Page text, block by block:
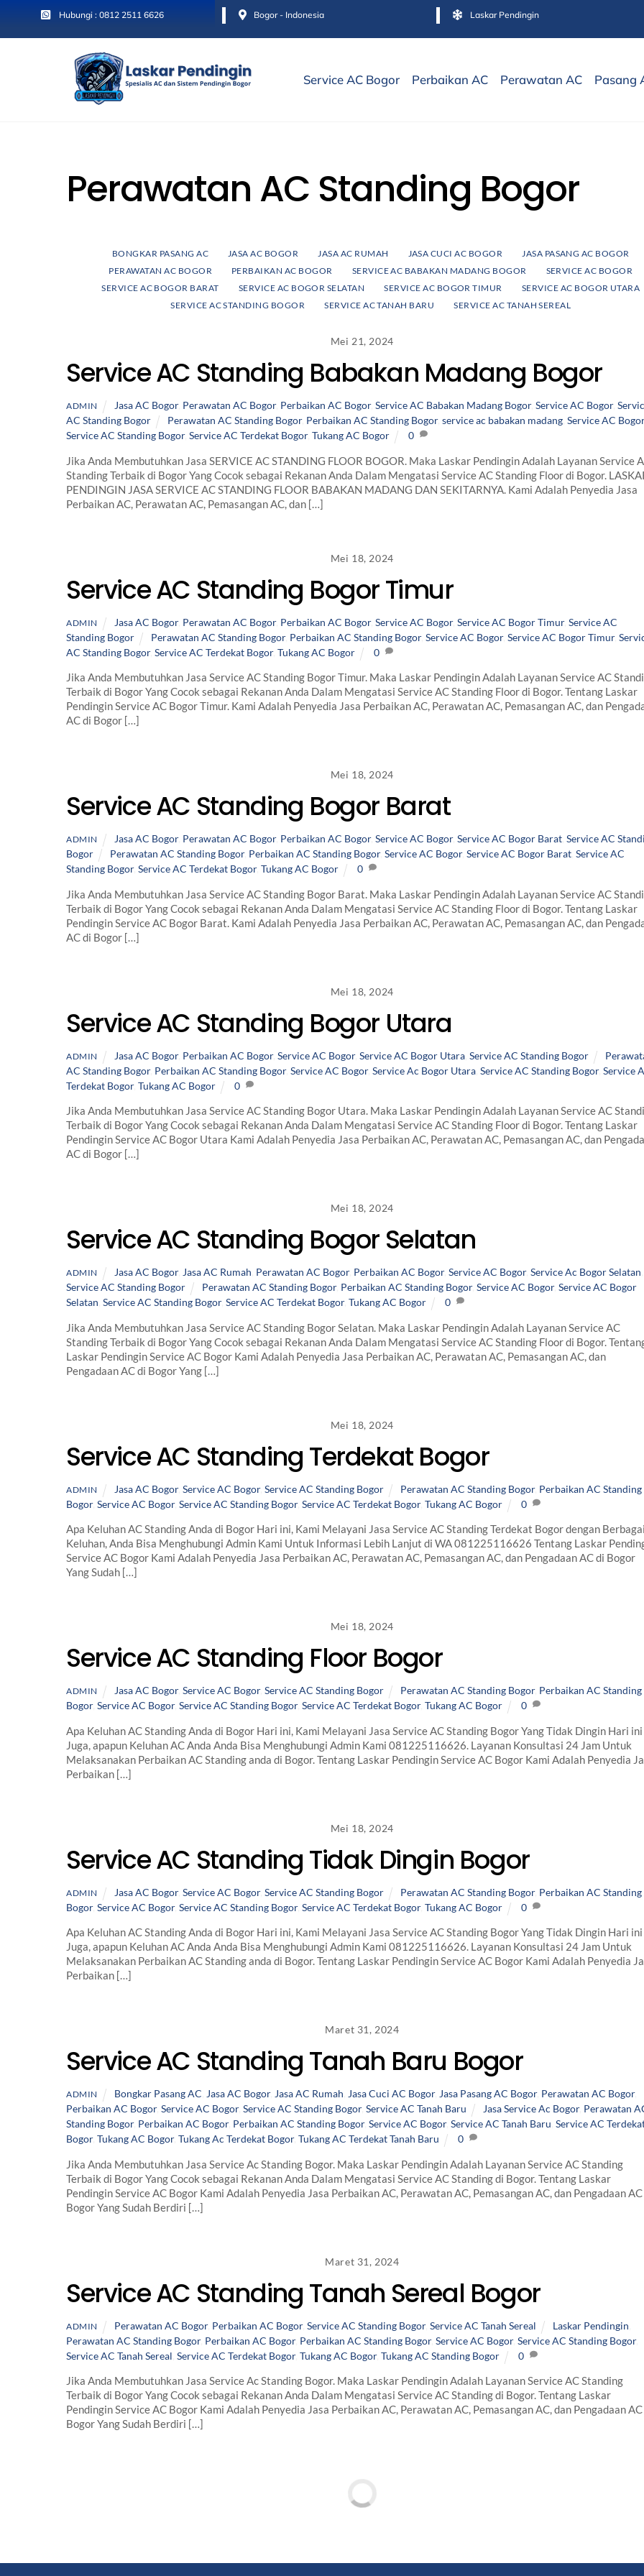
content
Hubungi : 0812 2511 6626 Bogor - Indonesia Laskar Pendingin
Service AC Bogor Perbaikan AC Perawatan AC Pasang
Perawatan AC Standing Bogor
BONGKAR PASANG AC JASA AC BOGOR JASA AC RUMAH JASA CUCI AC BOGOR
JASA PASANG AC BOGOR
PERAWATAN AC BOGOR
PERBAIKAN AC BOGOR SERVICE AC BABAKAN MADANG BOGOR
SERVICE AC BOGOR
SERVICE AC BOGOR BARAT
SERVICE AC BOGOR SELATAN SERVICE AC BOGOR TIMUR
SERVICE AC BOGOR UTARA
SERVICE AC STANDING BOGOR
SERVICE AC TANAH BARU SERVICE AC TANAH SEREAL
Mei 21, 2024
Service AC Standing Babakan Madang Bogor
ADMIN Jasa AC Bogor, Perawatan AC Bogor, Perbaikan AC Bogor,Service AC Babakan Madang Bogor,Service AC Bogor,
AC Standing Bogor
Perawatan AC Standing Bogor, Perbaikan AC Standing Bogor,service ac babakan madang ,Service AC
Service AC Standing Bogor, Service AC Terdekat Bogor, Tukang AC Bogor 0
Jika Anda Membutuhkan Jasa SERVICE AC STANDING FLOOR BOGOR. Maka Laskar Pendingin Adalah Layanan Service
Standing Terbaik di Bogor Yang Cocok sebagai Rekanan Anda Dalam Mengatasi Service AC Standing Floor di Bogor.
PENDINGIN JASA SERVICE AC STANDING FLOOR BABAKAN MADANG DAN SEKITARNYA. Kami Adalah Penyedia Jasa
Perbaikan AC, Perawatan AC, Pemasangan AC, dan […]
Mei 18, 2024
Service AC Standing Bogor Timur
ADMIN Jasa AC Bogor, Perawatan AC Bogor, Perbaikan AC Bogor,Service AC Bogor,Service AC Bogor Timur,Service AC
Standing Bogor
Perawatan AC Standing Bogor, Perbaikan AC Standing Bogor,Service AC Bogor,Service AC Bogor Timur,
AC Standing Bogor, Service AC Terdekat Bogor, Tukang AC Bogor 0
Jika Anda Membutuhkan Jasa Service AC Standing Bogor Timur. Maka Laskar Pendingin Adalah Layanan Service AC
Terbaik di Bogor Yang Cocok sebagai Rekanan Anda Dalam Mengatasi Service AC Standing Floor di Bogor. Tentang Laskar
Pendingin Service AC Bogor Timur. Kami Adalah Penyedia Jasa Perbaikan AC, Perawatan AC, Pemasangan AC, dan
AC di Bogor […]
Mei 18, 2024
Service AC Standing Bogor Barat
ADMIN Jasa AC Bogor, Perawatan AC Bogor, Perbaikan AC Bogor,Service AC Bogor,Service AC Bogor Barat ,Service AC
Bogor
Perawatan AC Standing Bogor, Perbaikan AC Standing Bogor,Service AC Bogor,Service AC Bogor Barat ,Service AC
Standing Bogor, Service AC Terdekat Bogor, Tukang AC Bogor 0
Jika Anda Membutuhkan Jasa Service AC Standing Bogor Barat. Maka Laskar Pendingin Adalah Layanan Service AC
Terbaik di Bogor Yang Cocok sebagai Rekanan Anda Dalam Mengatasi Service AC Standing Floor di Bogor. Tentang Laskar
Pendingin Service AC Bogor Barat. Kami Adalah Penyedia Jasa Perbaikan AC, Perawatan AC, Pemasangan AC, dan
AC di Bogor […]
Mei 18, 2024
Service AC Standing Bogor Utara
ADMIN Jasa AC Bogor, Perbaikan AC Bogor,Service AC Bogor,Service AC Bogor Utara ,Service AC Standing Bogor
AC Standing Bogor, Perbaikan AC Standing Bogor, Service AC Bogor, Service Ac Bogor Utara Service AC Standing Bogor, Service
Terdekat Bogor, Tukang AC Bogor 0
Jika Anda Membutuhkan Jasa Service AC Standing Bogor Utara. Maka Laskar Pendingin Adalah Layanan Service AC
Terbaik di Bogor Yang Cocok sebagai Rekanan Anda Dalam Mengatasi Service AC Standing Floor di Bogor. Tentang Laskar
Pendingin Service AC Bogor Utara Kami Adalah Penyedia Jasa Perbaikan AC, Perawatan AC, Pemasangan AC, dan
AC di Bogor […]
Mei 18, 2024
Service AC Standing Bogor Selatan
ADMIN Jasa AC Bogor,Jasa AC Rumah Perawatan AC Bogor, Perbaikan AC Bogor,Service AC Bogor,Service Ac Bogor Selatan
Service AC Standing Bogor
Perawatan AC Standing Bogor, Perbaikan AC Standing Bogor,Service AC Bogor,Service AC Bogor
Selatan Service AC Standing Bogor, Service AC Terdekat Bogor, Tukang AC Bogor 0
Jika Anda Membutuhkan Jasa Service AC Standing Bogor Selatan. Maka Laskar Pendingin Adalah Layanan Service AC
Standing Terbaik di Bogor Yang Cocok sebagai Rekanan Anda Dalam Mengatasi Service AC Standing Floor di Bogor.
Laskar Pendingin Service AC Bogor Kami Adalah Penyedia Jasa Perbaikan AC, Perawatan AC, Pemasangan AC, dan
Pengadaan AC di Bogor Yang […]
Mei 18, 2024
Service AC Standing Terdekat Bogor
ADMIN Jasa AC Bogor,Service AC Bogor,Service AC Standing Bogor Perawatan AC Standing Bogor, Perbaikan AC Standing
Bogor, Service AC Bogor, Service AC Standing Bogor, Service AC Terdekat Bogor, Tukang AC Bogor 0
Apa Keluhan AC Standing Anda di Bogor Hari ini, Kami Melayani Jasa Service AC Standing Terdekat Bogor dengan
Keluhan, Anda Bisa Menghubungi Admin Kami Untuk Informasi Lebih Lanjut di WA 081225116626 Tentang Laskar
Service AC Bogor Kami Adalah Penyedia Jasa Perbaikan AC, Perawatan AC, Pemasangan AC, dan Pengadaan AC di Bogor
Yang Sudah […]
Mei 18, 2024
Service AC Standing Floor Bogor
ADMIN Jasa AC Bogor,Service AC Bogor,Service AC Standing Bogor Perawatan AC Standing Bogor, Perbaikan AC Standing
Bogor, Service AC Bogor, Service AC Standing Bogor, Service AC Terdekat Bogor, Tukang AC Bogor 0
Apa Keluhan AC Standing Anda di Bogor Hari ini, Kami Melayani Jasa Service AC Standing Bogor Yang Tidak Dingin Hari ini
Juga, apapun Keluhan AC Anda Anda Bisa Menghubungi Admin Kami 081225116626. Layanan Konsultasi 24 Jam Untuk
Melaksanakan Perbaikan AC Standing anda di Bogor. Tentang Laskar Pendingin Service AC Bogor Kami Adalah Penyedia
Perbaikan […]
Mei 18, 2024
Service AC Standing Tidak Dingin Bogor
ADMIN Jasa AC Bogor,Service AC Bogor,Service AC Standing Bogor Perawatan AC Standing Bogor, Perbaikan AC Standing
Bogor, Service AC Bogor, Service AC Standing Bogor, Service AC Terdekat Bogor, Tukang AC Bogor 0
Apa Keluhan AC Standing Anda di Bogor Hari ini, Kami Melayani Jasa Service AC Standing Bogor Yang Tidak Dingin Hari ini
Juga, apapun Keluhan AC Anda Anda Bisa Menghubungi Admin Kami 081225116626. Layanan Konsultasi 24 Jam Untuk
Melaksanakan Perbaikan AC Standing anda di Bogor. Tentang Laskar Pendingin Service AC Bogor Kami Adalah Penyedia
Perbaikan […]
Maret 31, 2024
Service AC Standing Tanah Baru Bogor
ADMIN Bongkar Pasang AC ,Jasa AC Bogor,Jasa AC Rumah ,Jasa Cuci AC Bogor,Jasa Pasang AC Bogor, Perawatan AC Bogor,
Perbaikan AC Bogor, Service AC Bogor, Service AC Standing Bogor, Service AC Tanah Baru Jasa Service Ac Bogor, Perawatan
Standing Bogor, Perbaikan AC Bogor, Perbaikan AC Standing Bogor, Service AC Bogor, Service AC Tanah Baru Service AC
Bogor, Tukang AC Bogor, Tukang Ac Terdekat Bogor, Tukang AC Terdekat Tanah Baru 0
Jika Anda Membutuhkan Jasa Service Ac Standing Bogor. Maka Laskar Pendingin Adalah Layanan Service AC Standing
Terbaik di Bogor Yang Cocok sebagai Rekanan Anda Dalam Mengatasi Service AC Standing di Bogor. Tentang Laskar
Pendingin Service AC Bogor Kami Adalah Penyedia Jasa Perbaikan AC, Perawatan AC, Pemasangan AC, dan Pengadaan
Bogor Yang Sudah Berdiri […]
Maret 31, 2024
Service AC Standing Tanah Sereal Bogor
ADMIN Perawatan AC Bogor, Perbaikan AC Bogor,Service AC Standing Bogor,Service AC Tanah Sereal Laskar Pendingin
Perawatan AC Standing Bogor, Perbaikan AC Bogor, Perbaikan AC Standing Bogor, Service AC Bogor, Service AC Standing Bogor,
Service AC Tanah Sereal Service AC Terdekat Bogor, Tukang AC Bogor, Tukang AC Standing Bogor 0
Jika Anda Membutuhkan Jasa Service Ac Standing Bogor. Maka Laskar Pendingin Adalah Layanan Service AC Standing
Terbaik di Bogor Yang Cocok sebagai Rekanan Anda Dalam Mengatasi Service AC Standing di Bogor. Tentang Laskar
Pendingin Service AC Bogor Kami Adalah Penyedia Jasa Perbaikan AC, Perawatan AC, Pemasangan AC, dan Pengadaan
Bogor Yang Sudah Berdiri […]